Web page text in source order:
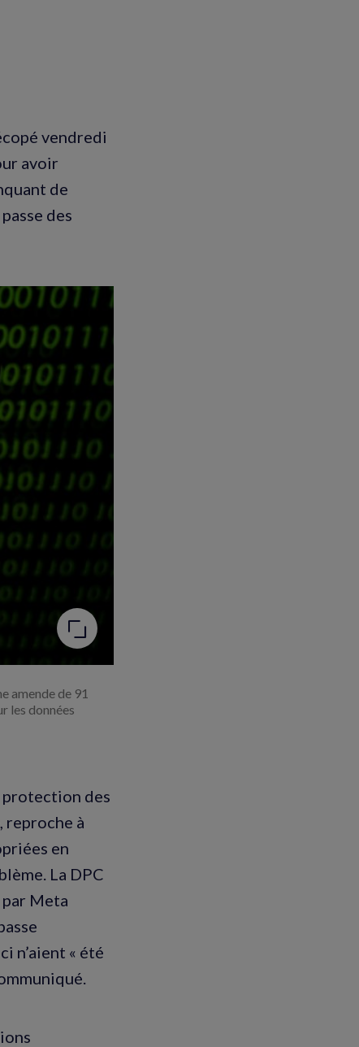
vendredi
avoir
de
des
amende de 91
les données
protection des
reproche à
en
La DPC
Meta
n’aient « été